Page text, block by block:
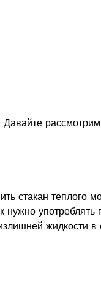
стакан теплого
нужно
жидкости в